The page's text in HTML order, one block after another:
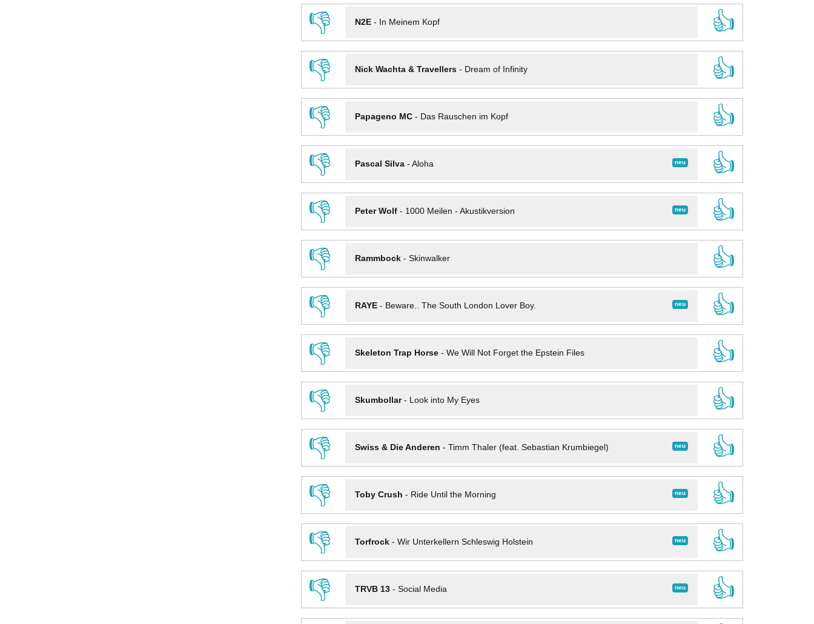
👎
N2E- In Meinem Kopf
👍
👎
Nick Wachta & Travellers- Dream of Infinity
👍
👎
Papageno MC- Das Rauschen im Kopf
👍
👎
neu
Pascal Silva- Aloha
👍
👎
neu
Peter Wolf- 1000 Meilen - Akustikversion
👍
👎
Rammbock- Skinwalker
👍
👎
neu
RAYE- Beware.. The South London Lover Boy.
👍
👎
Skeleton Trap Horse- We Will Not Forget the Epstein Files
👍
👎
Skumbollar- Look into My Eyes
👍
👎
neu
Swiss & Die Anderen - Timm Thaler (feat. Sebastian Krumbiegel)
👍
👎
neu
Toby Crush - Ride Until the Morning
👍
👎
neu
Torfrock- Wir Unterkellern Schleswig Holstein
👍
👎
neu
TRVB 13- Social Media
👍